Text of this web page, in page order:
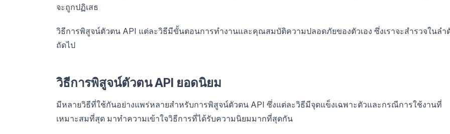
จะถูกปฏิเสธ
วิธีการพิสูจน์ตัวตน API แต่ละวิธีมีขั้นตอนการทำงานและคุณสมบัติความปลอดภัยของตัวเอง ซึ่งเราจะสำรวจในลำ
ถัดไป
วิธีการพิสูจน์ตัวตน API ยอดนิยม
มีหลายวิธีที่ใช้กันอย่างแพร่หลายสำหรับการพิสูจน์ตัวตน API ซึ่งแต่ละวิธีมีจุดแข็งเฉพาะตัวและกรณีการใช้งานที่
เหมาะสมที่สุด มาทำความเข้าใจวิธีการที่ได้รับความนิยมมากที่สุดกัน